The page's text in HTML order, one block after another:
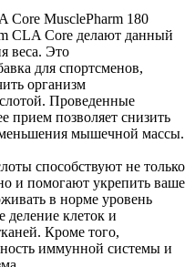
Core MusclePharm 180
CLA Core делают данный
веса. Это
для спортсменов,
организм
Проведенные
прием позволяет снизить
мышечной массы.
способствуют не только
и помогают укрепить ваше
в норме уровень
деление клеток и
Кроме того,
иммунной системы и